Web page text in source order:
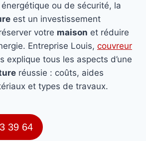
ou de sécurité, la
est un investissement
votre maison et réduire
Entreprise Louis, couvreur
explique tous les aspects d’une
réussie : coûts, aides
et types de travaux.
39 64